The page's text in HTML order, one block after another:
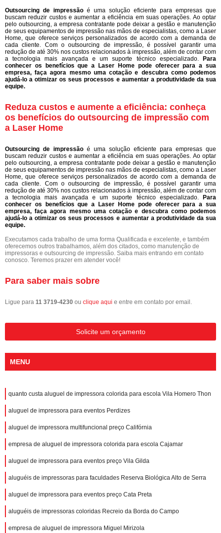
Outsourcing de impressão é uma solução eficiente para empresas que
buscam reduzir custos e aumentar a eficiência em suas operações. Ao optar
pelo outsourcing, a empresa contratante pode deixar a gestão e manutenção
de seus equipamentos de impressão nas mãos de especialistas, como a Laser
Home, que oferece serviços personalizados de acordo com a demanda de
cada cliente. Com o outsourcing de impressão, é possível garantir uma
redução de até 30% nos custos relacionados à impressão, além de contar com
a tecnologia mais avançada e um suporte técnico especializado. Para
conhecer os benefícios que a Laser Home pode oferecer para a sua
empresa, faça agora mesmo uma cotação e descubra como podemos
ajudá-lo a otimizar os seus processos e aumentar a produtividade da sua
equipe.
Reduza custos e aumente a eficiência: conheça
os benefícios do outsourcing de impressão com
a Laser Home
Outsourcing de impressão é uma solução eficiente para empresas que
buscam reduzir custos e aumentar a eficiência em suas operações. Ao optar
pelo outsourcing, a empresa contratante pode deixar a gestão e manutenção
de seus equipamentos de impressão nas mãos de especialistas, como a Laser
Home, que oferece serviços personalizados de acordo com a demanda de
cada cliente. Com o outsourcing de impressão, é possível garantir uma
redução de até 30% nos custos relacionados à impressão, além de contar com
a tecnologia mais avançada e um suporte técnico especializado. Para
conhecer os benefícios que a Laser Home pode oferecer para a sua
empresa, faça agora mesmo uma cotação e descubra como podemos
ajudá-lo a otimizar os seus processos e aumentar a produtividade da sua
equipe.
Executamos cada trabalho de uma forma Qualificada e excelente, e também
oferecemos outros trabalhamos, além dos citados, como manutenção de
impressoras e outsourcing de impressão. Saiba mais entrando em contato
conosco. Teremos prazer em atender você!
Para saber mais sobre
Ligue para 11 3719-4230 ou clique aqui e entre em contato por email.
Solicite um orçamento
MENU
quanto custa aluguel de impressora colorida para escola Vila Homero Thon
aluguel de impressora para eventos Perdizes
aluguel de impressora multifuncional preço Califórnia
empresa de aluguel de impressora colorida para escola Cajamar
aluguel de impressora para eventos preço Vila Gilda
aluguéis de impressoras para faculdades Reserva Biológica Alto de Serra
aluguel de impressora para eventos preço Cata Preta
aluguéis de impressoras coloridas Recreio da Borda do Campo
empresa de aluguel de impressora Miguel Mirizola